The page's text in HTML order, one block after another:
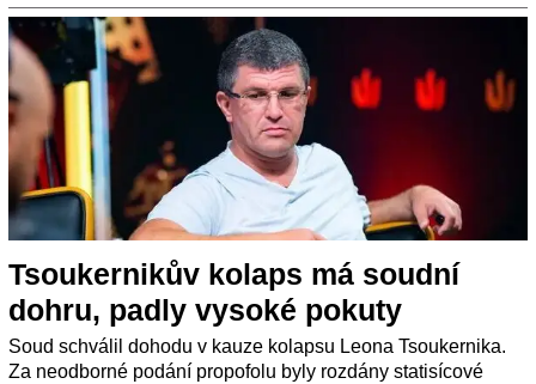
Tsoukernikův kolaps má soudní
dohru, padly vysoké pokuty
Soud schválil dohodu v kauze kolapsu Leona Tsoukernika.
Za neodborné podání propofolu byly rozdány statisícové